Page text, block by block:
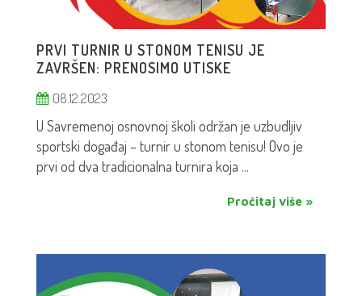
PRVI TURNIR U STONOM TENISU JE
ZAVRŠEN: PRENOSIMO UTISKE
08.12.2023
U Savremenoj osnovnoj školi održan je uzbudljiv
sportski događaj – turnir u stonom tenisu! Ovo je
prvi od dva tradicionalna turnira koja ...
Pročitaj više »